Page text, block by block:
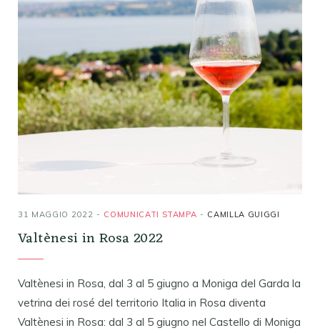
31 MAGGIO 2022 COMUNICATI STAMPA CAMILLA GUIGGI
Valtènesi in Rosa 2022
Valtènesi in Rosa, dal 3 al 5 giugno a Moniga del Garda la
vetrina dei rosé del territorio Italia in Rosa diventa
Valtènesi in Rosa: dal 3 al 5 giugno nel Castello di Moniga